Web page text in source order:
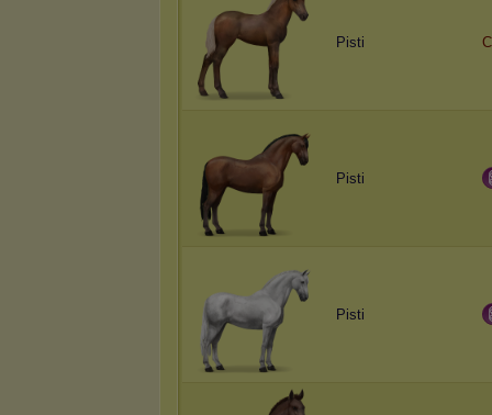
Pisti
Pisti
Pisti